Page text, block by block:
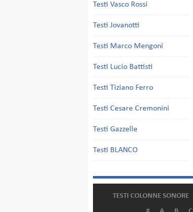
Testi Vasco Rossi
Testi Jovanotti
Testi Marco Mengoni
Testi Lucio Battisti
Testi Tiziano Ferro
Testi Cesare Cremonini
Testi Gazzelle
Testi BLANCO
TESTI COLONNE SONORE